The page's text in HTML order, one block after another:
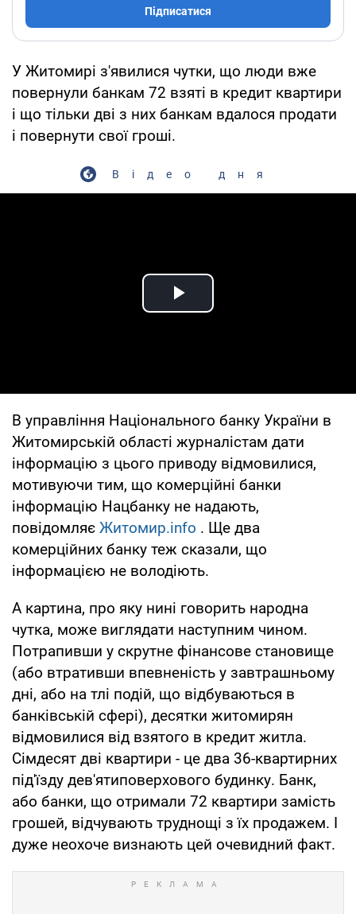
Підписатися
У Житомирі з'явилися чутки, що люди вже
повернули банкам 72 взяті в кредит квартири
і що тільки дві з них банкам вдалося продати
і повернути свої гроші.
Відео дня
Play Video
В управління Національного банку України в
Житомирській області журналістам дати
інформацію з цього приводу відмовилися,
мотивуючи тим, що комерційні банки
інформацію Нацбанку не надають,
повідомляє Житомир.info . Ще два
комерційних банку теж сказали, що
інформацією не володіють.
А картина, про яку нині говорить народна
чутка, може виглядати наступним чином.
Потрапивши у скрутне фінансове становище
(або втративши впевненість у завтрашньому
дні, або на тлі подій, що відбуваються в
банківській сфері), десятки житомирян
відмовилися від взятого в кредит житла.
Сімдесят дві квартири - це два 36-квартирних
під'їзду дев'ятиповерхового будинку. Банк,
або банки, що отримали 72 квартири замість
грошей, відчувають труднощі з їх продажем. І
дуже неохоче визнають цей очевидний факт.